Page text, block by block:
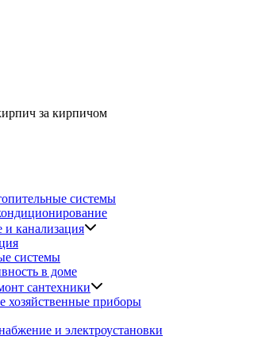
за кирпичом
системы
канализация
системы
в доме
сантехники
хозяйственные приборы
и электроустановки